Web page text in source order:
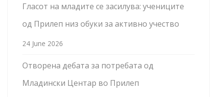
Гласот на младите се засилува: учениците
од Прилеп низ обуки за активно учество
24 June 2026
Отворена дебата за потребата од
Младински Центар во Прилеп